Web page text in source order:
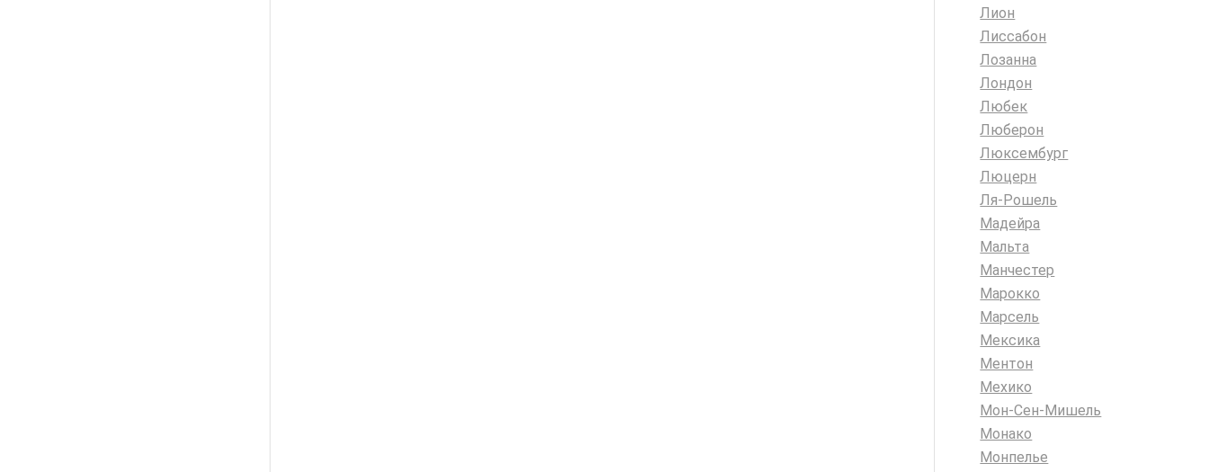
Лион
Лиссабон
Лозанна
Лондон
Любек
Люберон
Люксембург
Люцерн
Ля-Рошель
Мадейра
Мальта
Манчестер
Марокко
Марсель
Мексика
Ментон
Мехико
Мон-Сен-Мишель
Монако
Монпелье